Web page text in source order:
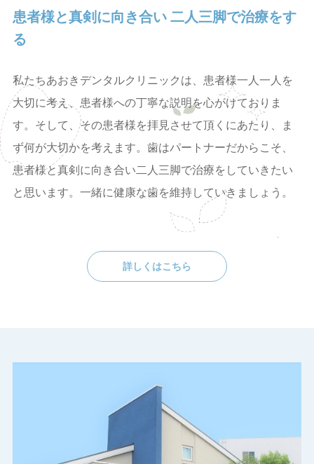
患者様と真剣に向き合い二人三脚で治療をす
る
私たちあおきデンタルクリニックは、患者様一人一人を
大切に考え、患者様への丁寧な説明を心がけておりま
す。そして、その患者様を拝見させて頂くにあたり、ま
ず何が大切かを考えます。歯はパートナーだからこそ、
患者様と真剣に向き合い二人三脚で治療をしていきたい
と思います。一緒に健康な歯を維持していきましょう。
詳しくはこちら